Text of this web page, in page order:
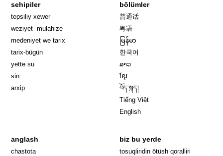
sehipiler
tepsiliy xewer
weziyet- mulahize
medeniyet we tarix
tarix-bügün
yette su
sin
arxip
bölümler
普通话
粤语
မြန်မာ
한국어
ລາວ
ខ្មែរ
བོད་སྐད།
Tiếng Việt
English
anglash
chastota
biz bu yerde
tosuqliridin ötüsh qoralliri